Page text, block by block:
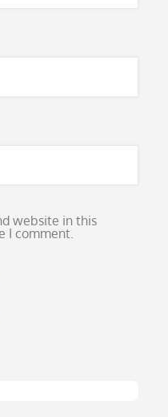
website in this
I comment.